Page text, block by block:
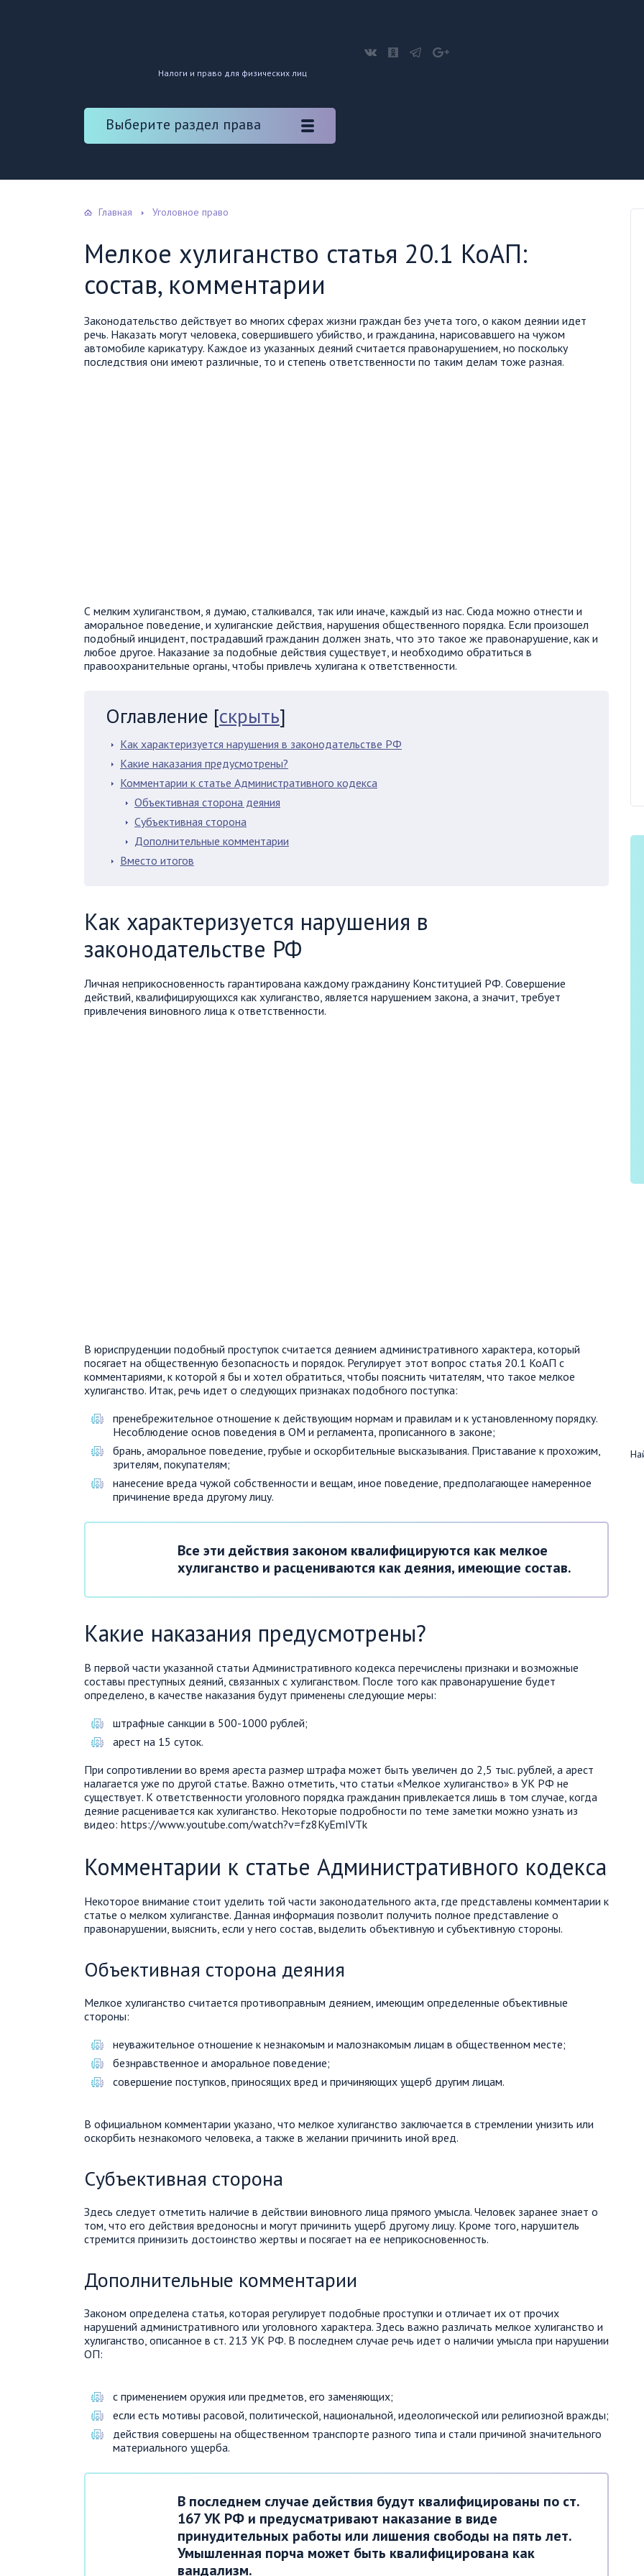
Налоги и право для физических лиц
Выберите раздел права
Главная Уголовное право
Мелкое хулиганство статья 20.1 КоАП:
состав, комментарии
Законодательство действует во многих сферах жизни граждан без учета того, о каком деянии идет
речь. Наказать могут человека, совершившего убийство, и гражданина, нарисовавшего на чужом
автомобиле карикатуру. Каждое из указанных деяний считается правонарушением, но поскольку
последствия они имеют различные, то и степень ответственности по таким делам тоже разная.
С мелким хулиганством, я думаю, сталкивался, так или иначе, каждый из нас. Сюда можно отнести и
аморальное поведение, и хулиганские действия, нарушения общественного порядка. Если произошел
подобный инцидент, пострадавший гражданин должен знать, что это такое же правонарушение, как и
любое другое. Наказание за подобные действия существует, и необходимо обратиться в
правоохранительные органы, чтобы привлечь хулигана к ответственности.
Оглавление [скрыть]
Как характеризуется нарушения в законодательстве РФ
Какие наказания предусмотрены?
Комментарии к статье Административного кодекса
Объективная сторона деяния
Субъективная сторона
Дополнительные комментарии
Вместо итогов
Как характеризуется нарушения в
законодательстве РФ
Личная неприкосновенность гарантирована каждому гражданину Конституцией РФ. Совершение
действий, квалифицирующихся как хулиганство, является нарушением закона, а значит, требует
привлечения виновного лица к ответственности.
В юриспруденции подобный проступок считается деянием административного характера, который
посягает на общественную безопасность и порядок. Регулирует этот вопрос статья 20.1 КоАП с
комментариями, к которой я бы и хотел обратиться, чтобы пояснить читателям, что такое мелкое
хулиганство. Итак, речь идет о следующих признаках подобного поступка:
пренебрежительное отношение к действующим нормам и правилам и к установленному порядку.
Несоблюдение основ поведения в ОМ и регламента, прописанного в законе;
брань, аморальное поведение, грубые и оскорбительные высказывания. Приставание к прохожим,
зрителям, покупателям;
нанесение вреда чужой собственности и вещам, иное поведение, предполагающее намеренное
причинение вреда другому лицу.
Все эти действия законом квалифицируются как мелкое
хулиганство и расцениваются как деяния, имеющие состав.
Какие наказания предусмотрены?
В первой части указанной статьи Административного кодекса перечислены признаки и возможные
составы преступных деяний, связанных с хулиганством. После того как правонарушение будет
определено, в качестве наказания будут применены следующие меры:
штрафные санкции в 500-1000 рублей;
арест на 15 суток.
При сопротивлении во время ареста размер штрафа может быть увеличен до 2,5 тыс. рублей, а арест
налагается уже по другой статье. Важно отметить, что статьи «Мелкое хулиганство» в УК РФ не
существует. К ответственности уголовного порядка гражданин привлекается лишь в том случае, когда
деяние расценивается как хулиганство. Некоторые подробности по теме заметки можно узнать из
видео: https://www.youtube.com/watch?v=fz8KyEmIVTk
Комментарии к статье Административного кодекса
Некоторое внимание стоит уделить той части законодательного акта, где представлены комментарии к
статье о мелком хулиганстве. Данная информация позволит получить полное представление о
правонарушении, выяснить, если у него состав, выделить объективную и субъективную стороны.
Объективная сторона деяния
Мелкое хулиганство считается противоправным деянием, имеющим определенные объективные
стороны:
неуважительное отношение к незнакомым и малознакомым лицам в общественном месте;
безнравственное и аморальное поведение;
совершение поступков, приносящих вред и причиняющих ущерб другим лицам.
В официальном комментарии указано, что мелкое хулиганство заключается в стремлении унизить или
оскорбить незнакомого человека, а также в желании причинить иной вред.
Субъективная сторона
Здесь следует отметить наличие в действии виновного лица прямого умысла. Человек заранее знает о
том, что его действия вредоносны и могут причинить ущерб другому лицу. Кроме того, нарушитель
стремится принизить достоинство жертвы и посягает на ее неприкосновенность.
Дополнительные комментарии
Законом определена статья, которая регулирует подобные проступки и отличает их от прочих
нарушений административного или уголовного характера. Здесь важно различать мелкое хулиганство и
хулиганство, описанное в ст. 213 УК РФ. В последнем случае речь идет о наличии умысла при нарушении
ОП:
с применением оружия или предметов, его заменяющих;
если есть мотивы расовой, политической, национальной, идеологической или религиозной вражды;
действия совершены на общественном транспорте разного типа и стали причиной значительного
материального ущерба.
В последнем случае действия будут квалифицированы по ст.
167 УК РФ и предусматривают наказание в виде
принудительных работы или лишения свободы на пять лет.
Умышленная порча может быть квалифицирована как
вандализм.